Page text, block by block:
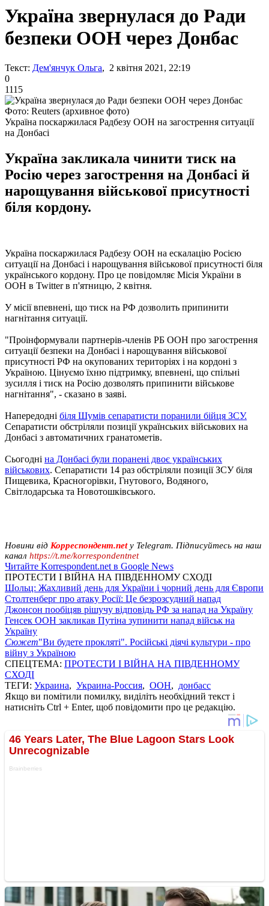
Україна звернулася до Ради
безпеки ООН через Донбас
Текст: Дем'янчук Ольга, 2 квітня 2021, 22:19
0
1115
Фото: Reuters (архивное фото)
Україна поскаржилася Радбезу ООН на загострення ситуації
на Донбасі
Україна закликала чинити тиск на
Росію через загострення на Донбасі й
нарощування військової присутності
біля кордону.
Україна поскаржилася Радбезу ООН на ескалацію Росією
ситуації на Донбасі і нарощування військової присутності біля
українського кордону. Про це повідомляє Місія України в
ООН в Twitter в п'ятницю, 2 квітня.
У місії впевнені, що тиск на РФ дозволить припинити
нагнітання ситуації.
"Проінформували партнерів-членів РБ ООН про загострення
ситуації безпеки на Донбасі і нарощування військової
присутності РФ на окупованих територіях і на кордоні з
Україною. Цінуємо їхню підтримку, впевнені, що спільні
зусилля і тиск на Росію дозволять припинити військове
нагнітання", - сказано в заяві.
Напередодні біля Шумів сепаратисти поранили бійця ЗСУ.
Сепаратисти обстріляли позиції українських військових на
Донбасі з автоматичних гранатометів.
Сьогодні на Донбасі були поранені двоє українських
військових. Сепаратисти 14 раз обстріляли позиції ЗСУ біля
Пищевика, Красногорівки, Гнутового, Водяного,
Світлодарська та Новотошківського.
Новини від Корреспондент.netу Telegram. Підписуйтесь на наш
канал https://t.me/korrespondentnet
Читайте Korrespondent.net в Google News
ПРОТЕСТИ І ВІЙНА НА ПІВДЕННОМУ СХОДІ
Шольц: Жахливий день для України і чорний день для Європи
Столтенберг про атаку Росії: Це безрозсудний напад
Джонсон пообіцяв рішучу відповідь РФ за напад на Україну
Генсек ООН закликав Путіна зупинити напад військ на
Україну
Сюжет"Ви будете прокляті". Російські діячі культури - про
війну з Україною
СПЕЦТЕМА: ПРОТЕСТИ І ВІЙНА НА ПІВДЕННОМУ
СХОДІ
ТЕГИ: Украина, Украина-Россия, ООН, донбасс
Якщо ви помітили помилку, виділіть необхідний текст і
натисніть Ctrl + Enter, щоб повідомити про це редакцію.